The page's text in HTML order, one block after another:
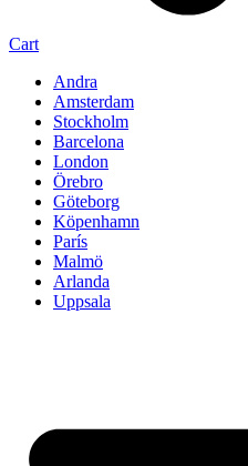
Cart
Andra
Amsterdam
Stockholm
Barcelona
London
Örebro
Göteborg
Köpenhamn
París
Malmö
Arlanda
Uppsala